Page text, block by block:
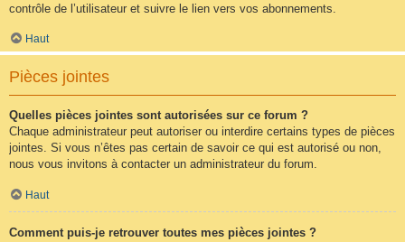
contrôle de l’utilisateur et suivre le lien vers vos abonnements.
Haut
Pièces jointes
Quelles pièces jointes sont autorisées sur ce forum ?
Chaque administrateur peut autoriser ou interdire certains types de pièces
jointes. Si vous n’êtes pas certain de savoir ce qui est autorisé ou non,
nous vous invitons à contacter un administrateur du forum.
Haut
Comment puis-je retrouver toutes mes pièces jointes ?